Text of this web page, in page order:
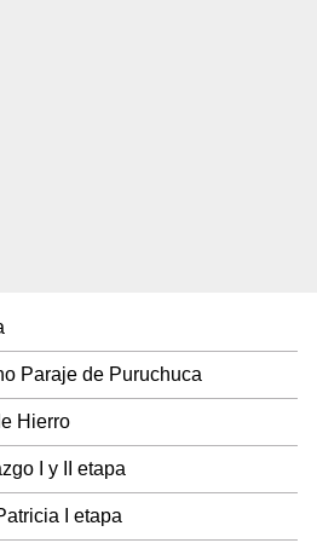
Paraje de Puruchuca
Hierro
I y II etapa
I etapa